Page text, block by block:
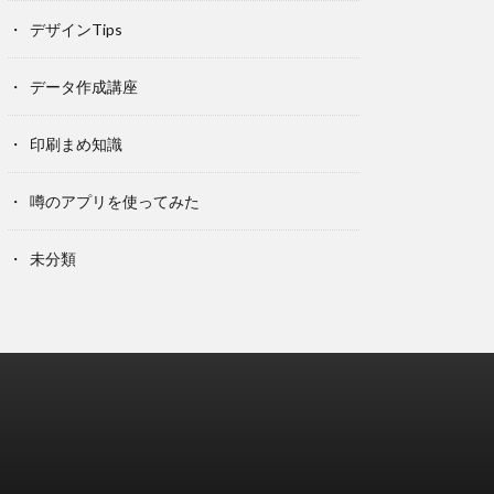
デザインTips
データ作成講座
印刷まめ知識
噂のアプリを使ってみた
未分類